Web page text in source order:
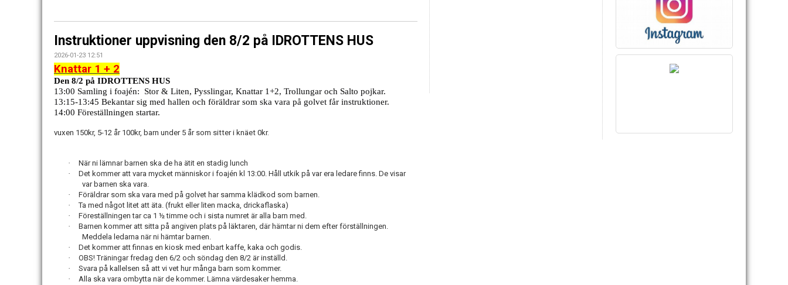
Instruktioner uppvisning den 8/2 på IDROTTENS HUS
2026-01-23 12:51
Knattar 1 + 2
Den 8/2 på IDROTTENS HUS
13:00 Samling i foajén: Stor & Liten, Pysslingar, Knattar 1+2, Trollungar och Salto pojkar.
13:15-13:45 Bekantar sig med hallen och föräldrar som ska vara på golvet får instruktioner.
14:00 Föreställningen startar.
vuxen 150kr, 5-12 år 100kr, barn under 5 år som sitter i knäet 0kr.
·
När ni lämnar barnen ska de ha ätit en stadig lunch
·
Det kommer att vara mycket människor i foajén kl 13:00. Håll utkik på var era ledare finns. De visar
var barnen ska vara.
·
Föräldrar som ska vara med på golvet har samma klädkod som barnen.
·
Ta med något litet att äta. (frukt eller liten macka, drickaflaska)
·
Föreställningen tar ca 1 ½ timme och i sista numret är alla barn med.
·
Barnen kommer att sitta på angiven plats på läktaren, där hämtar ni dem efter förställningen.
Meddela ledarna när ni hämtar barnen.
·
Det kommer att finnas en kiosk med enbart kaffe, kaka och godis.
·
OBS! Träningar fredag den 6/2 och söndag den 8/2 är inställd.
·
Svara på kallelsen så att vi vet hur många barn som kommer.
·
Alla ska vara ombytta när de kommer. Lämna värdesaker hemma.